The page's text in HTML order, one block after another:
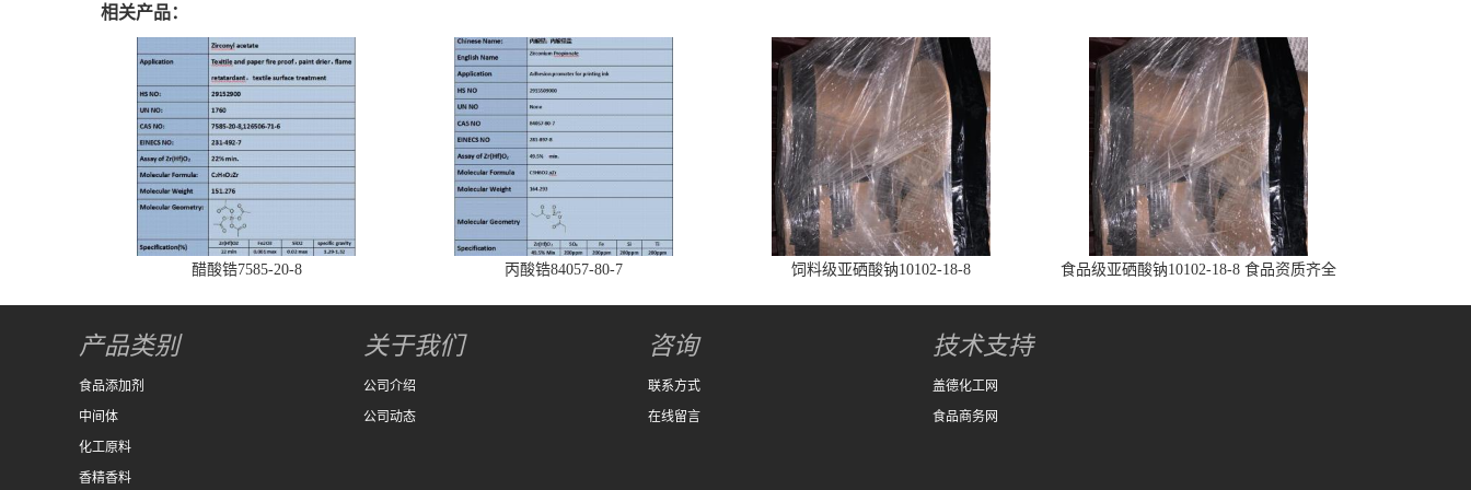
相关产品：
醋酸锆7585-20-8 丙酸锆84057-80-7 饲料级亚硒酸钠10102-18-8 食品级亚硒酸钠10102-18-8 食品资质齐全
产品类别
食品添加剂
中间体
化工原料
香精香料
关于我们
公司介绍
公司动态
咨询
联系方式
在线留言
技术支持
盖德化工网
食品商务网